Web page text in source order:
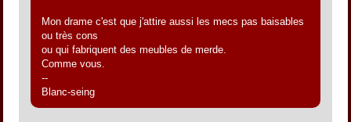
Mon drame c'est que j'attire aussi les mecs pas baisables
ou très cons
ou qui fabriquent des meubles de merde.
Comme vous.
--
Blanc-seing